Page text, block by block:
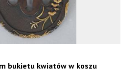
bukietu kwiatów w koszu